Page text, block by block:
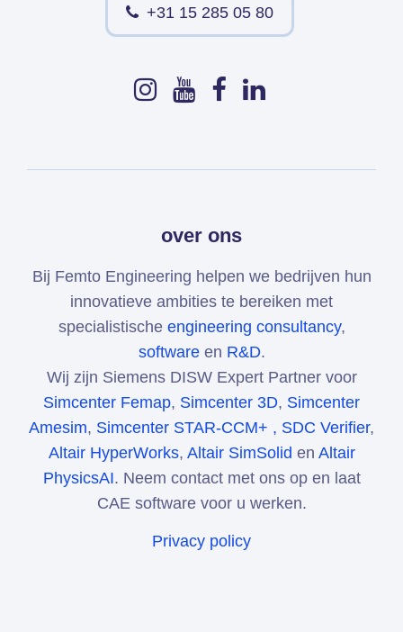
+31 15 285 05 80
over ons
Bij Femto Engineering helpen we bedrijven hun
innovatieve ambities te bereiken met
specialistische engineering consultancy,
softwareen R&D.
Wij zijn Siemens DISW Expert Partner voor
Simcenter Femap, Simcenter 3D, Simcenter
Amesim, Simcenter STAR-CCM+ , SDC Verifier,
Altair HyperWorks, Altair SimSolid en Altair
PhysicsAI. Neem contact met ons op en laat
CAE software voor u werken.
Privacy policy